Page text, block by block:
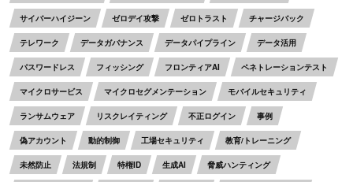
サイバーハイジーン ゼロデイ攻撃 ゼロトラスト チャージバック
テレワーク データガバナンス データパイプライン データ活用
パスワードレス フィッシング フロンティアAI ペネトレーションテスト
マイクロサービス マイクロセグメンテーション モバイルセキュリティ
ランサムウェア リスクレイティング 不正ログイン 事例
偽アカウント 動的制御 工場セキュリティ 教育/トレーニング
未然防止 法規制 特権ID 生成AI 脅威ハンティング